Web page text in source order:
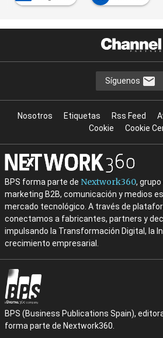
Síguenos
Nosotros Etiquetas Rss Feed
Cookie
Cookie
BPS forma parte de Nextwork360,
marketing B2B, comunicación y medios
mercado tecnológico. A través de
conectamos a fabricantes, partners y
impulsando la Transformación Digital, la
crecimiento empresarial.
BPS (Business Publications Spain),
forma parte de Nextwork360.